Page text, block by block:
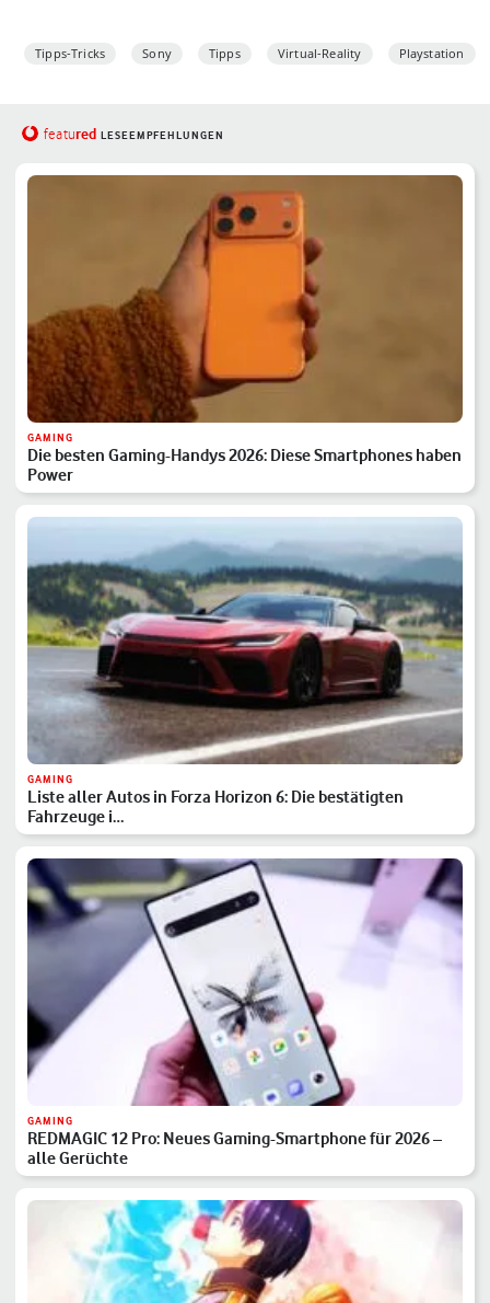
Tipps-Tricks Sony Tipps Virtual-Reality Playstation
featured LESEEMPFEHLUNGEN
GAMING
Die besten Gaming-Handys 2026: Diese Smartphones haben
Power
GAMING
Liste aller Autos in Forza Horizon 6: Die bestätigten
Fahrzeuge i…
GAMING
REDMAGIC 12 Pro: Neues Gaming-Smartphone für 2026 –
alle Gerüchte